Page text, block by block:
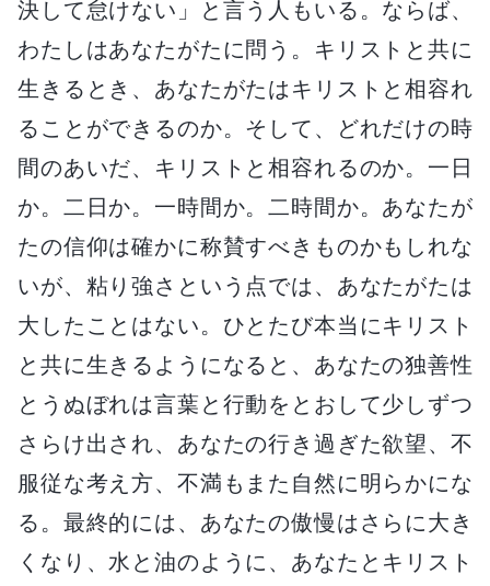
決して怠けない」と言う人もいる。ならば、
わたしはあなたがたに問う。キリストと共に
生きるとき、あなたがたはキリストと相容れ
ることができるのか。そして、どれだけの時
間のあいだ、キリストと相容れるのか。一日
か。二日か。一時間か。二時間か。あなたが
たの信仰は確かに称賛すべきものかもしれな
いが、粘り強さという点では、あなたがたは
大したことはない。ひとたび本当にキリスト
と共に生きるようになると、あなたの独善性
とうぬぼれは言葉と行動をとおして少しずつ
さらけ出され、あなたの行き過ぎた欲望、不
服従な考え方、不満もまた自然に明らかにな
る。最終的には、あなたの傲慢はさらに大き
くなり、水と油のように、あなたとキリスト